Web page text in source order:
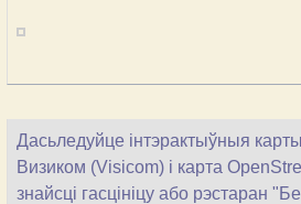
Дасьледуйце інтэрактыўныя
Визиком (Visicom) і карта
знайсці гасцініцу або рэстаран